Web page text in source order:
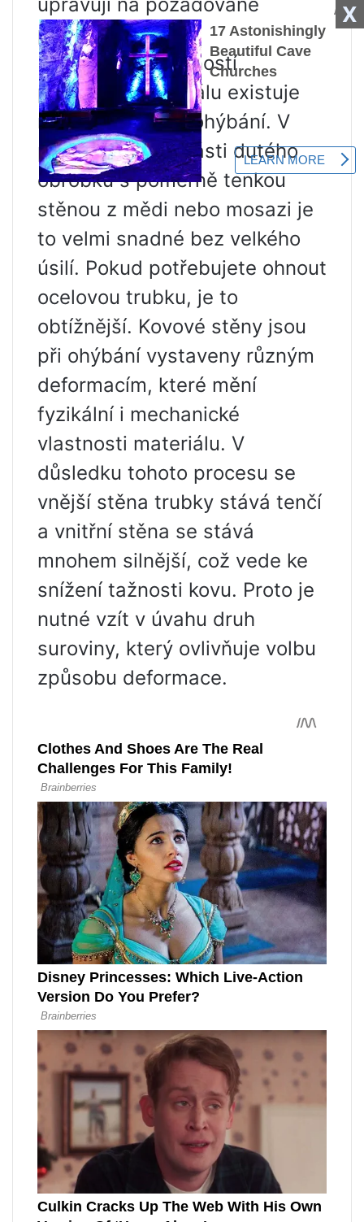
X
parametry.
Na základě vlastností
použitého materiálu existuje
několik způsobů ohýbání. V
případě použití části dutého
obrobku s poměrně tenkou
stěnou z mědi nebo mosazi je
to velmi snadné bez velkého
úsilí. Pokud potřebujete ohnout
ocelovou trubku, je to
obtížnější. Kovové stěny jsou
při ohýbání vystaveny různým
deformacím, které mění
fyzikální i mechanické
vlastnosti materiálu. V
důsledku tohoto procesu se
vnější stěna trubky stává tenčí
a vnitřní stěna se stává
mnohem silnější, což vede ke
snížení tažnosti kovu. Proto je
nutné vzít v úvahu druh
suroviny, který ovlivňuje volbu
způsobu deformace.